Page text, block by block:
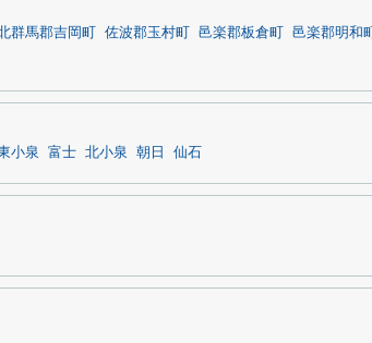
群馬郡吉岡町 佐波郡玉村町 邑楽郡板倉町 邑楽郡明和町
小泉 富士 北小泉 朝日 仙石